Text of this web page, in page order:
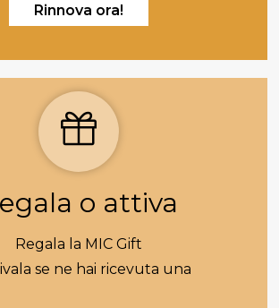
Rinnova ora!
o attiva
Regala la MIC Gift
se ne hai ricevuta una